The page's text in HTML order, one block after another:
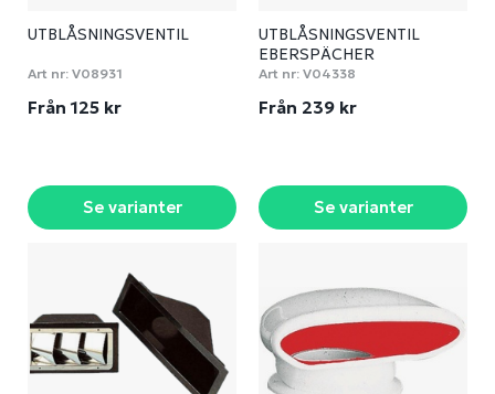
UTBLÅSNINGSVENTIL
Art nr: V08931
Från 125 kr
Se varianter
UTBLÅSNINGSVENTIL
EBERSPÄCHER
Art nr: V04338
Från 239 kr
Se varianter